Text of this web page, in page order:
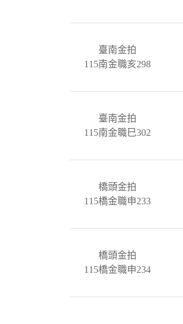
臺南金拍
115南金職亥298
臺南金拍
115南金職巳302
橋頭金拍
115橋金職申233
橋頭金拍
115橋金職申234